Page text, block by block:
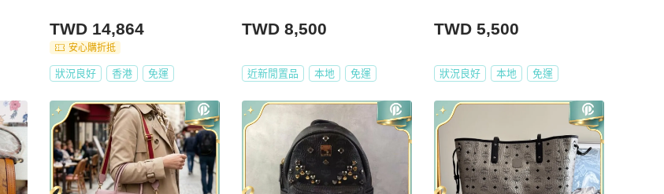
TWD 14,864
安心購折抵
狀況良好 香港 免運
TWD 8,500
近新閒置品 本地 免運
TWD 5,500
狀況良好 本地 免運